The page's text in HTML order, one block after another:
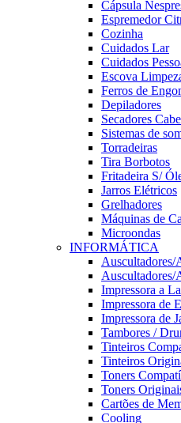
Cápsula
Espremedor
Cozinha
Cuidados Lar
Cuidados
Escova
Ferros de
Depiladores
Secadores
Sistemas de
Torradeiras
Tira Borbotos
Fritadeira S/
Jarros Elétricos
Grelhadores
Máquinas de
Microondas
INFORMÁTICA
Auscultadores/
Impressora a
Impressora de
Impressora de
Tambores /
Tinteiros
Tinteiros
Toners
Toners
Cartões de
Cooling